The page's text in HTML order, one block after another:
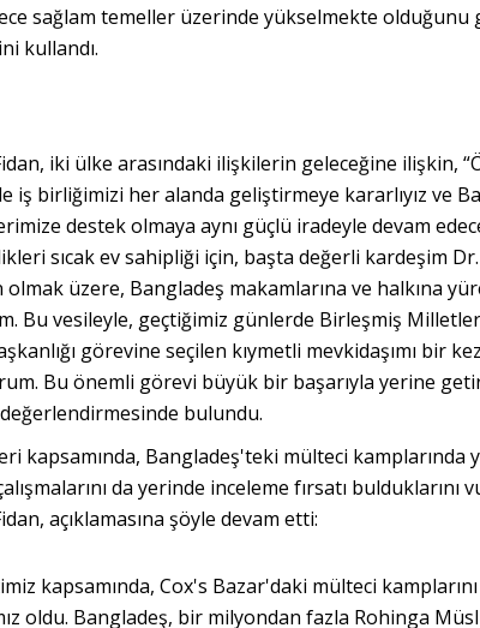
sağlam temeller üzerinde yükselmekte olduğunu
kullandı.
iki ülke arasındaki ilişkilerin geleceğine ilişkin,
iş birliğimizi her alanda geliştirmeye kararlıyız ve
destek olmaya aynı güçlü iradeyle devam
sıcak ev sahipliği için, başta değerli kardeşim
olmak üzere, Bangladeş makamlarına ve halkına
Bu vesileyle, geçtiğimiz günlerde Birleşmiş
görevine seçilen kıymetli mevkidaşımı bir
Bu önemli görevi büyük bir başarıyla yerine
bulundu.
kapsamında, Bangladeş'teki mülteci kamplarında
da yerinde inceleme fırsatı bulduklarını
açıklamasına şöyle devam etti:
kapsamında, Cox's Bazar'daki mülteci
oldu. Bangladeş, bir milyondan fazla Rohinga